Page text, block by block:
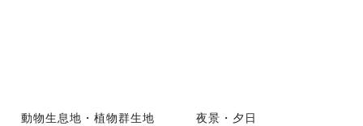
動物生息地・植物群生地 夜景・夕日